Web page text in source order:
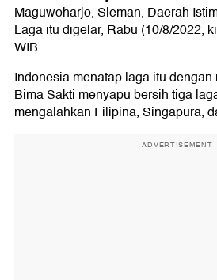
Maguwoharjo, Sleman, Daerah
Laga itu digelar, Rabu (10/8/2022,
WIB.
Indonesia menatap laga itu
Bima Sakti menyapu bersih tiga
mengalahkan Filipina, Singapura,
ADVERTISEMENT